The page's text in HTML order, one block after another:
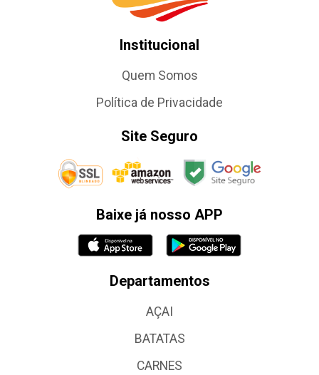
Institucional
Quem Somos
Política de Privacidade
Site Seguro
Baixe já nosso APP
Departamentos
AÇAI
BATATAS
CARNES